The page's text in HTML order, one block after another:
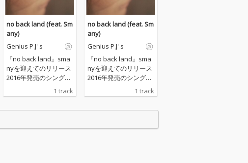
no back land (feat. Sm
any)
Genius P.J' s
『no back land』sma
nyを迎えてのリリース
2016年発売のシングル
『SINCE 』3曲目にその
曲は存在する。 今まさ
1 track
no back land (feat. Sm
any)
Genius P.J' s
『no back land』sma
nyを迎えてのリリース
2016年発売のシングル
『SINCE 』3曲目にその
曲は存在する。 今まさ
1 track